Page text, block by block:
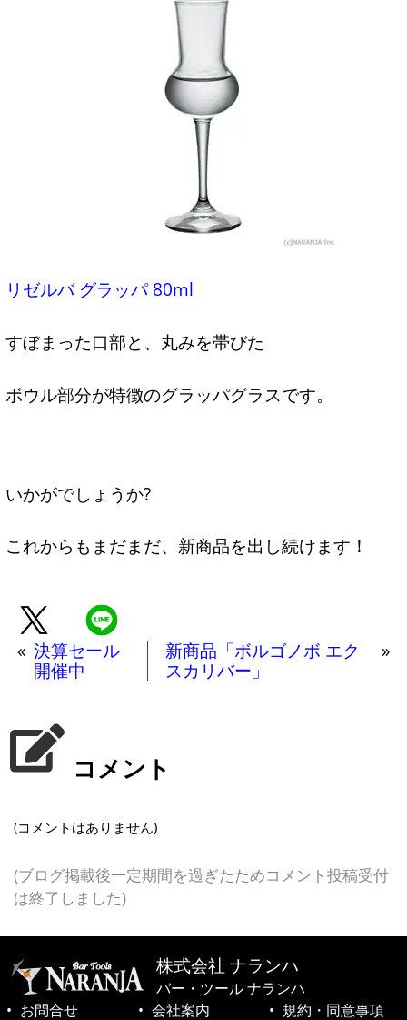
リゼルバ グラッパ 80ml
すぼまった口部と、丸みを帯びた
ボウル部分が特徴のグラッパグラスです。
いかがでしょうか?
これからもまだまだ、新商品を出し続けます！
« 決算セール
開催中
新商品「ボルゴノボ エク
スカリバー」
»
コメント
(コメントはありません)
(ブログ掲載後一定期間を過ぎたためコメント投稿受付
は終了しました)
株式会社 ナランハ
バー・ツール ナランハ
お問合せ
会社案内 規約・同意事項